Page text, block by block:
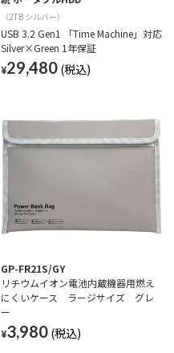
（2TB シルバー）
USB 3.2 Gen1 「Time Machine」対応
Silver×Green 1年保証
¥29,480
GP-FR21S/GY
リチウムイオン電池内蔵機器用燃え
にくいケース ラージサイズ グレ
ー
¥3,980